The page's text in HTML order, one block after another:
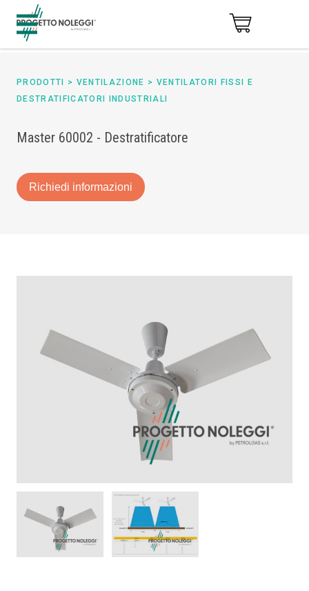
PRODOTTI > VENTILAZIONE > VENTILATORI FISSI E
DESTRATIFICATORI INDUSTRIALI
Master 60002 - Destratificatore
Richiedi informazioni